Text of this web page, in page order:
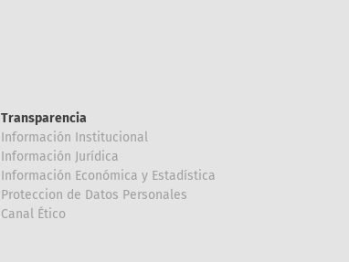
Transparencia
Información Institucional
Información Jurídica
Información Económica y Estadística
Proteccion de Datos Personales
Canal Ético